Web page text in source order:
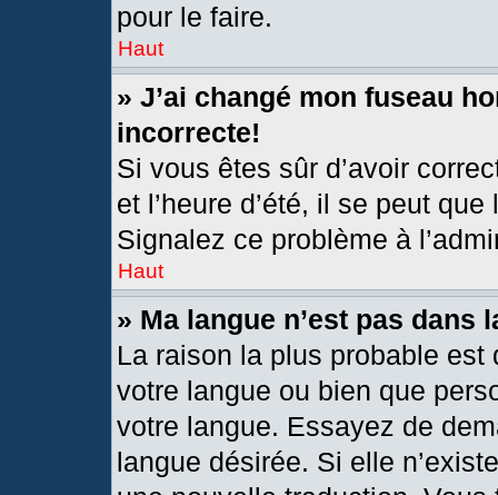
pour le faire.
Haut
» J’ai changé mon fuseau
incorrecte!
Si vous êtes sûr d’avoir
et l’heure d’été, il se peut
Signalez ce problème à
Haut
» Ma langue n’est pas dans
La raison la plus probable est
votre langue ou bien que
votre langue. Essayez de
langue désirée. Si elle